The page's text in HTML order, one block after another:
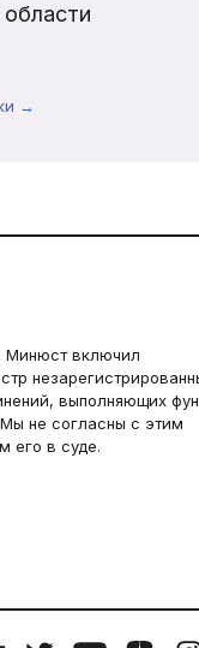
→
Минюст включил
выполняющих
Мы не согласны с этим
его в суде.